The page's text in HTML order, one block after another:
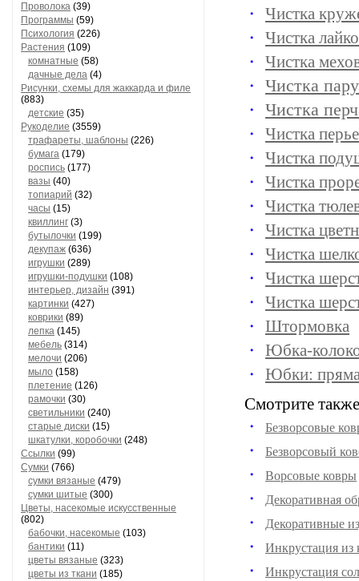
Проволока (39)
Программы (59)
Психология (226)
Растения (109)
комнатные (58)
дачные дела (4)
Рисунки, схемы для жаккарда и филе
(883)
детские (35)
Рукоделие (3559)
трафареты, шаблоны (226)
бумага (179)
роспись (177)
вазы (40)
топиарий (32)
часы (15)
квиллинг (3)
бутылочки (199)
декупаж (636)
игрушки (289)
игрушки-подушки (108)
интерьер, дизайн (391)
картинки (427)
коврики (89)
лепка (145)
мебель (314)
мелочи (206)
мыло (158)
плетение (126)
рамочки (30)
светильники (240)
старые диски (15)
шкатулки, коробочки (248)
Ссылки (99)
Сумки (766)
сумки вязаные (479)
сумки шитые (300)
Цветы, насекомые искусственные
(802)
бабочки, насекомые (103)
бантики (11)
цветы вязаные (323)
цветы из ткани (185)
Чистка
Чистка
Чистка
Чистка
Чистка
Чистка
Чистка
Чистка
Чистка
Чистка
Чистка
Чистка
Чистка
Штормовка
Юбка-
Юбки:
Смотрите
Безворсовые
Безворсовый
Ворсовые ковры
Декоративная
Декоративные
Инкрустация из
Инкрустация